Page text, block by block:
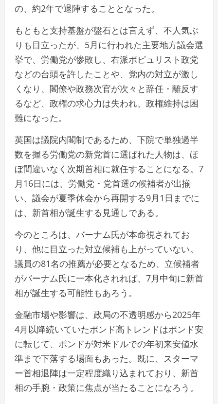
の、約2年で退陣することとなった。
もともと支持基盤が盤石とは言えず、不人気ぶ
りも目立ったが、5月に行われた主要地方議会選
挙で、労働党が惨敗し、右派ポピュリスト政党
などの台頭を許したことや、党内の対立が激し
くなり、閣僚や政務次官が次々と辞任・離反す
るなど、政権の求心力は失われ、政権維持は困
難になった。
英国は議院内閣制であるため、下院で単独過半
数を握る労働党の新党首に選ばれた人物は、ほ
ぼ間違いなく次期首相に就任することになる。7
月16日には、労働党・党首選の候補者が出揃
い、議会が夏季休会から再開する9月1日までに
は、新首相が誕生する見通しである。
今のところは、バーナム氏が本命視されてお
り、他に目立った対立候補も上がっていない。
議員の81名の推薦が必要となるため、立候補者
がバーナム氏に一本化されれば、7月中旬に新首
相が誕生する可能性もあろう。
金融市場や影響は、政局の不透明感から2025年
4月以降続いていたポンド高トレンドはポンド安
に転じて、ポンドが対米ドルでの年初来安値水
準まで下落する場面もあった。既に、スターマ
ー首相退陣は一定程度織り込まれており、新首
相の手腕・政策に焦点が当たることになろう。